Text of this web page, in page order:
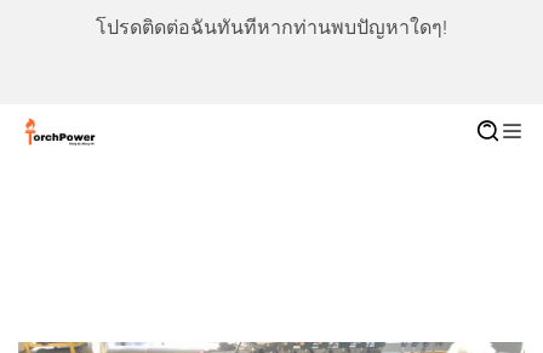
โปรดติดต่อฉันทันทีหากท่านพบปัญหาใดๆ!